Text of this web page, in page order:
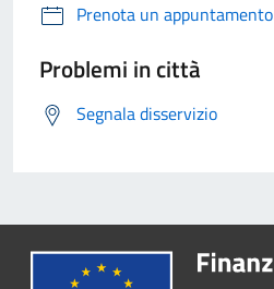
Prenota un appuntamento
Problemi in città
Segnala disservizio